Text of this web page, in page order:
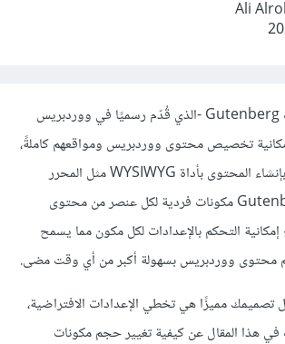
يمنح محرر المكونات Gutenberg -الذي قُدّم رسميًا في ووردبريس
تخصيص محتوى ووردبريس ومواقعهم كاملةً،
فلم يعودوا مقيدين بإنشاء المحتوى بأداة WYSIWYG مثل المحرر
التقليدي. يوفر Gutenberg مكونات فردية لكل عنصر من محتوى
التحكم بالإعدادات لكل مكون مما يسمح
محتوى ووردبريس بسهولة أكبر من أي وقت مضى.
مميزًا هي تخطي الإعدادات الافتراضية،
هذا المقال عن كيفية تغيير حجم مكونات